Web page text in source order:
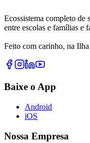
Ecossistema completo de
entre escolas e famílias e
Feito com carinho, na
Baixe o App
Android
iOS
Nossa Empresa